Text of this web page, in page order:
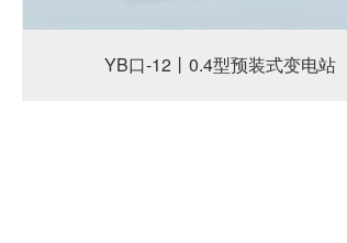
YB口-12丨0.4型预装式变电站